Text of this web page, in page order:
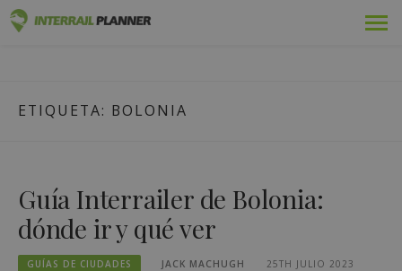
Pases
Guías de países
Conectarse
INTERRAIL
ETIQUETA: BOLONIA
Guía Interrailer de Bolonia:
dónde ir y qué ver
GUÍAS DE CIUDADES JACK MACHUGH 25TH JULIO 2023